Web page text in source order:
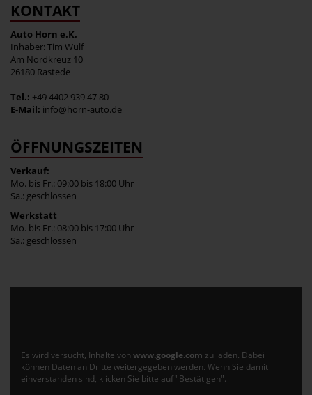
KONTAKT
Auto Horn e.K.
Inhaber: Tim Wulf
Am Nordkreuz 10
26180 Rastede
Tel.: +49 4402 939 47 80
E-Mail: info@horn-auto.de
ÖFFNUNGSZEITEN
Verkauf:
Mo. bis Fr.: 09:00 bis 18:00 Uhr
Sa.: geschlossen
Werkstatt
Mo. bis Fr.: 08:00 bis 17:00 Uhr
Sa.: geschlossen
Es wird versucht, Inhalte von www.google.com zu laden. Dabei
können Daten an Dritte weitergegeben werden. Wenn Sie damit
einverstanden sind, klicken Sie bitte auf "Bestätigen".